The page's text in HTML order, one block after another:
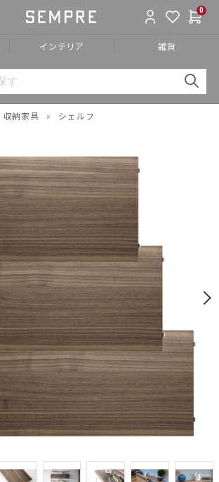
0
インテリア 雑貨
収納家具 » シェルフ